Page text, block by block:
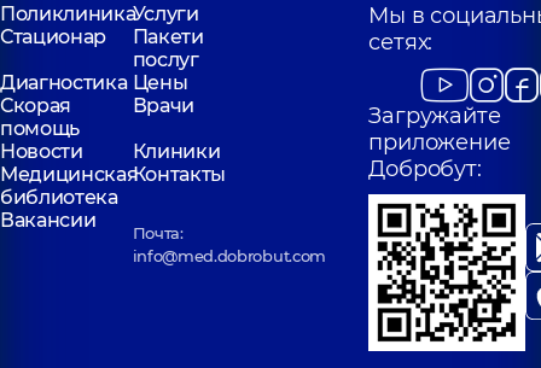
ПоликлиникаУслуги
Стационар
Пакети
послуг
Диагностика Цены
Скорая
помощь
Врачи
Новости
Клиники
Медицинская
библиотека
Контакты
Вакансии
Почта:
info@med.dobrobut.com
Мы в
сетях:
Загружайте
приложение
Добробут: